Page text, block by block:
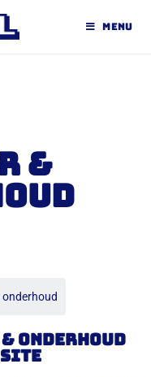
MENU
&
onderhoud
onderhoud